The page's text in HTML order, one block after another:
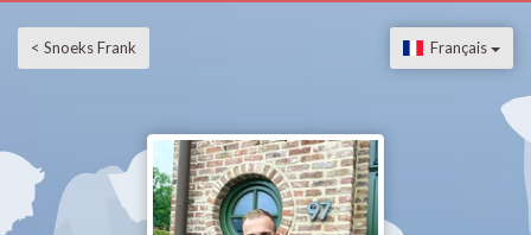
< Snoeks Frank Français